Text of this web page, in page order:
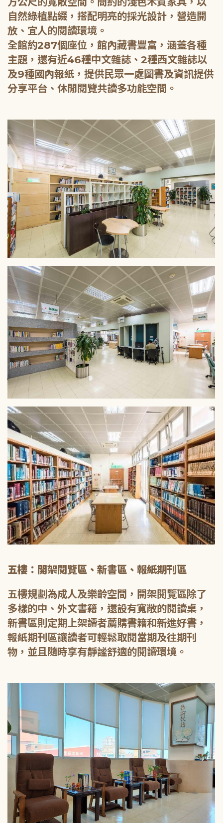
自然綠植點綴，搭配明亮的採光設計，營造開
放、宜人的閱讀環境。
全館約287個座位，館內藏書豐富，涵蓋各種
主題，還有近46種中文雜誌、2種西文雜誌以
及9種國內報紙，提供民眾一處圖書及資訊提供
五樓：開架閱覽區、新書區、報紙期刊區
五樓規劃為成人及樂齡空間，開架閱覽區除了
多樣的中、外文書籍，還設有寬敞的閱讀桌，
新書區則定期上架讀者薦購書籍和新進好書，
報紙期刊區讓讀者可輕鬆取閱當期及往期刊
物，並且隨時享有靜謐舒適的閱讀環境。